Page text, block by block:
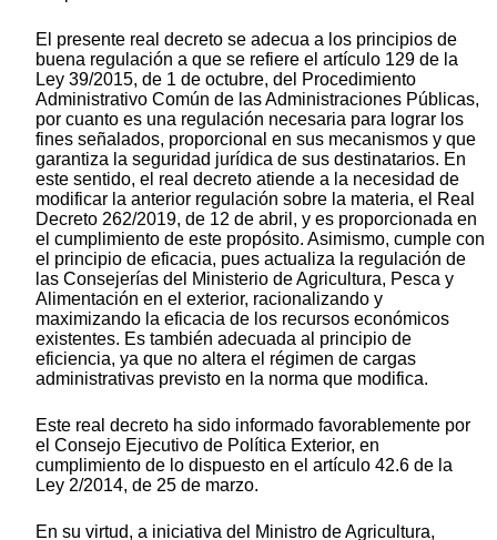
El presente real decreto se adecua a los principios de
buena regulación a que se refiere el artículo 129 de la
Ley 39/2015, de 1 de octubre, del Procedimiento
Administrativo Común de las Administraciones Públicas,
por cuanto es una regulación necesaria para lograr los
fines señalados, proporcional en sus mecanismos y que
garantiza la seguridad jurídica de sus destinatarios. En
este sentido, el real decreto atiende a la necesidad de
modificar la anterior regulación sobre la materia, el Real
Decreto 262/2019, de 12 de abril, y es proporcionada en
el cumplimiento de este propósito. Asimismo, cumple con
el principio de eficacia, pues actualiza la regulación de
las Consejerías del Ministerio de Agricultura, Pesca y
Alimentación en el exterior, racionalizando y
maximizando la eficacia de los recursos económicos
existentes. Es también adecuada al principio de
eficiencia, ya que no altera el régimen de cargas
administrativas previsto en la norma que modifica.
Este real decreto ha sido informado favorablemente por
el Consejo Ejecutivo de Política Exterior, en
cumplimiento de lo dispuesto en el artículo 42.6 de la
Ley 2/2014, de 25 de marzo.
En su virtud, a iniciativa del Ministro de Agricultura,